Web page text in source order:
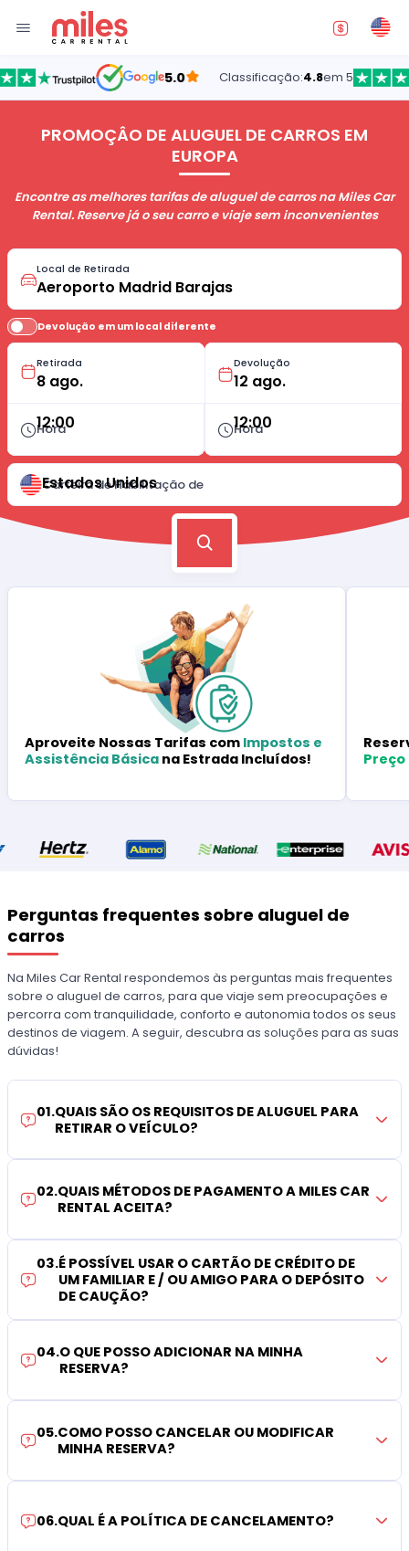
5.0 Classificação:4.8em 5
PROMOÇÂO DE ALUGUEL DE CARROS EM
EUROPA
Encontre as melhores tarifas de aluguel de carros na Miles Car
Rental. Reserve já o seu carro e viaje sem inconvenientes
Local de Retirada
Devolução em um local diferente
Retirada
Hora
12:00
Devolução
Hora
12:00
Carteira de Habilitação de
Estados Unidos
Aproveite Nossas Tarifas com Impostos e
Assistência Básica na Estrada Incluídos!
Preço
Perguntas frequentes sobre aluguel de
carros
Na Miles Car Rental respondemos às perguntas mais frequentes
sobre o aluguel de carros, para que viaje sem preocupações e
percorra com tranquilidade, conforto e autonomia todos os seus
destinos de viagem. A seguir, descubra as soluções para as suas
dúvidas!
01.QUAIS SÃO OS REQUISITOS DE ALUGUEL PARA
RETIRAR O VEÍCULO?
02.QUAIS MÉTODOS DE PAGAMENTO A MILES CAR
RENTAL ACEITA?
03.É POSSÍVEL USAR O CARTÃO DE CRÉDITO DE
UM FAMILIAR E / OU AMIGO PARA O DEPÓSITO
DE CAUÇÃO?
04.O QUE POSSO ADICIONAR NA MINHA
RESERVA?
05.COMO POSSO CANCELAR OU MODIFICAR
MINHA RESERVA?
06.QUAL É A POLÍTICA DE CANCELAMENTO?